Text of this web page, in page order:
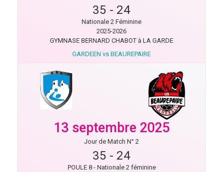
35 - 24
Nationale 2 Féminine
2025-2026
GYMNASE BERNARD CHABOT à LA GARDE
GARDEEN vs BEAUREPAIRE
13 septembre 2025
Jour de Match N° 2
35 - 24
POULE 8 - Nationale 2 féminine